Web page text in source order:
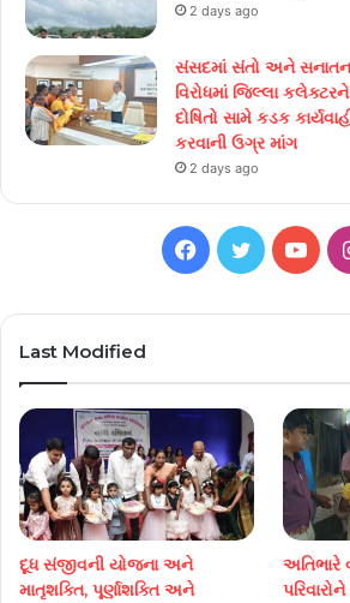
2 days ago
સંસદમાં સંતો અને
વિરોધમાં જિલ્લા
દોષિતો સામે કડક
કરવાની ઉગ્ર માંગ
2 days ago
Facebook
Twitter
Last Modified
દૂધ સંજીવની યોજના અને
માતૃશક્તિ, પૂર્ણાશક્તિ અને
અતિભારે